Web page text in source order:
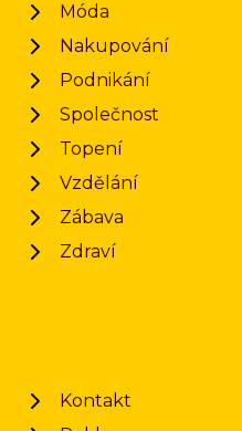
Móda
Nakupování
Podnikání
Společnost
Topení
Vzdělání
Zábava
Zdraví
Kontakt